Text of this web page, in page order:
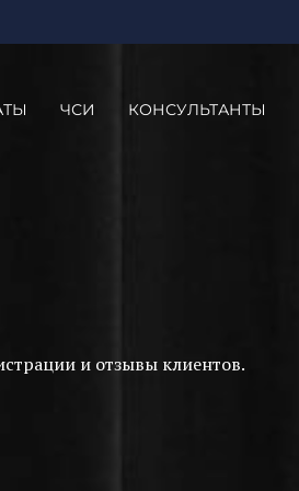
ЧСИ КОНСУЛЬТАНТЫ
и отзывы клиентов.